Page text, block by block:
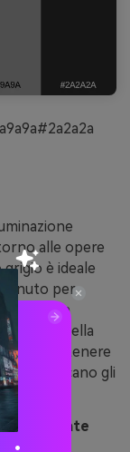
alle opere
è ideale
per
con un
salienti della
mantenere
gestiscano gli
nitide.
generate